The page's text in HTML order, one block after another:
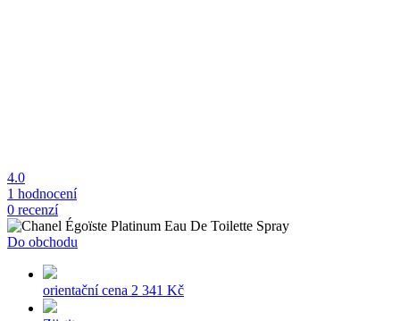
4.0
1 hodnocení
0 recenzí
Do obchodu
orientační cena 2 341 Kč